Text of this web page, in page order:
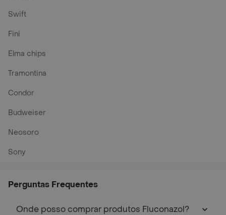
Swift
Fini
Elma chips
Tramontina
Condor
Budweiser
Neosoro
Sony
Perguntas Frequentes
Onde posso comprar produtos Fluconazol?